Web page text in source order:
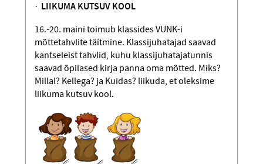
· LIIKUMA KUTSUV KOOL
16.-20. maini toimub klassides VUNK-i
mõttetahvlite täitmine. Klassijuhatajad saavad
kantseleist tahvlid, kuhu klassijuhatajatunnis
saavad õpilased kirja panna oma mõtted. Miks?
Millal? Kellega? ja Kuidas? liikuda, et oleksime
liikuma kutsuv kool.